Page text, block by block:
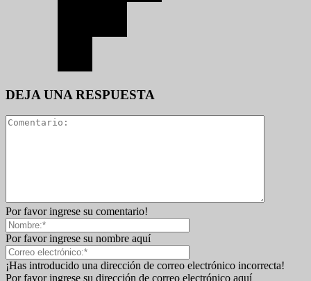
DEJA UNA RESPUESTA
Por favor ingrese su comentario!
Por favor ingrese su nombre aquí
¡Has introducido una dirección de correo electrónico incorrecta!
Por favor ingrese su dirección de correo electrónico aquí